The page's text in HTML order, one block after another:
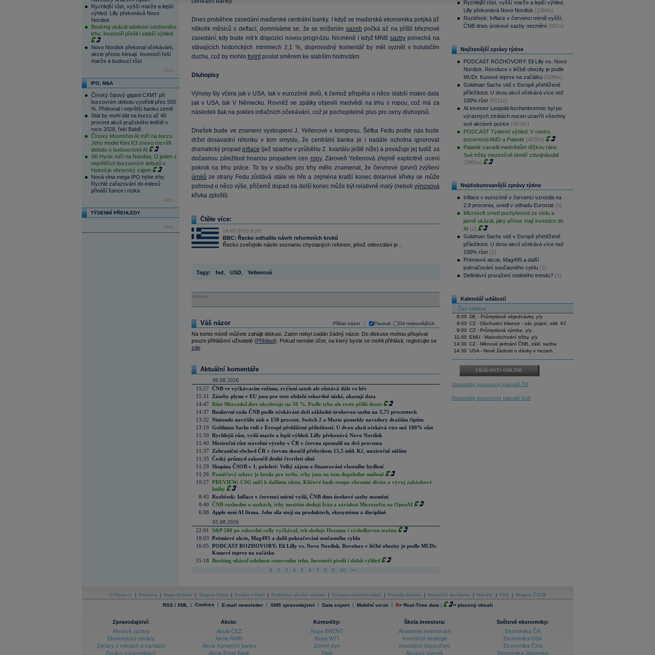
Rychlejší růst, vyšší marže a lepší
výhled. Lilly překonává Novo
Nordisk
Booking ukázal odolnost cestovního
trhu. Investoři přešli i slabší výhled
Novo Nordisk překonal očekávání,
akcie přesto klesají. Investoři řeší
marže a budoucí růst
více...
IPO, M&A
Čínský čipový gigant CXMT při
burzovním debutu vystřelil přes 500
%. Překonal i největší banku země
Stát by mohl dát na burzu až 40
procent akcií pražského letiště v
roce 2028, řekl Babiš
Čínský Moonshot AI míří na burzu.
Jeho model Kimi K3 znovu rozvířil
debatu o budoucnosti AI
SK Hynix míří na Nasdaq. O jeden z
největších burzovních debutů v
historii je obrovský zájem
Nová vlna mega IPO hýbe trhy.
Rychlé zařazování do indexů
přináší šance i rizika
více...
TÝDENNÍ PŘEHLEDY
více...
Dnes proběhne zasedání maďarské centrální banky. I když se maďarská ekonomika potýká již
několik měsíců s deflací, domníváme se, že se snížením sazeb počká až na příští březnové
zasedání, kdy bude mít k dispozici novou prognózu. Nicméně i když MNBsazby ponechá na
stávajících historických minimech 2,1 %, doprovodný komentář by měl vyznět v holubičím
duchu, což by mohlo forintposlat směrem ke slabším hodnotám.
Dluhopisy
Výnosy šly včera jak v USA, tak v eurozóně dolů, k čemuž přispěla o něco slabší makro data
jak v USA, tak V Německu. Rovněž se zpátky objevili medvědi na trhu s ropou, což má za
následek tlak na pokles inflačních očekávání, což je pochopitelně plus pro ceny dluhopisů.
Dnešek bude ve znamení vystoupení J. Yellenové v kongresu. Šéfka Fedu podle nás bude
držet dosavadní rétoriku v tom smyslu, že centrální banka je i nadále ochotna ignorovat
dramatický propad inflace (jež spadne v průběhu 2. kvartálu ještě níže) a považuje jej tudíž za
dočasnou záležitost hnanou propadem cen ropy. Zároveň Yellenová zřejmě explicitně ocení
pokrok na trhu práce. To by v součtu pro trhy mělo znamenat, že červnové (první) zvýšení
úroků ze strany Fedu zůstává stále ve hře a zejména kratší konec dolarové křivky se může
pohnout o něco výše, přičemž dopad na delší konec může být relativně malý (neboli výnosová
křivka zploští).
Čtěte více:
24.02.2015 8:29
BBC: Řecko odhalilo návrh reformních kroků
Řecko zveřejnilo nástin seznamu chystaných reforem, jehož odevzdání je...
Tagy: fed USD, Yellenová
Reklama
Přidat názor Pavouk Od nejnovějších
Váš názor
Na tomto místě můžete zahájit diskusi. Zatím nebyl zadán žádný názor. Do diskuse mohou přispívat
pouze přihlášení uživatelé (Přihlásit). Pokud nemáte účet, na který byste se mohli přihlásit, registrujte se
zde.
Aktuální komentáře
06.08.2026
15:57 ČNB ve vyčkávacím režimu, zvýšení sazeb ale zůstává dále ve hře
15:31
Zásoby plynu v EU jsou pro toto období rekordně nízké, ukazují data
14:47 Růst MercadoLibre akceleruje na 50 %. Podle trhu ale roste příliš draze
14:37 Bankovní rada ČNB podle očekávání drží základní úrokovou sazbu na 3,75 procentech
13:32 Nintendo navýšilo zisk o 150 procent. Switch 2 a Mario pomohly navzdory dražším čipům
13:19 Goldman Sachs vidí v Evropě přehlížené příležitosti. U dvou akcií očekává více než 100% růst
11:59 Rychlejší růst, vyšší marže a lepší výhled. Lilly překonává Novo Nordisk
11:40 Meziroční růst stavební výroby v ČR v červnu zpomalil na dvě procenta
11:37
Zahraniční obchod ČR v červnu skončil přebytkem 15,5 mld. Kč, meziročně nižším
11:35 Český průmysl zakončil druhé čtvrtletí silně
11:29 Skupina ČSOB v 1. pololetí: Velký zájem o financování vlastního bydlení
11:26 Paměťový sektor je brzda pro techy, trhy jsou na tom dopoledne smíšeně
10:27 PREVIEW: CSG míří k dalšímu růstu. Klíčové bude tempo obranné divize a vývoj zakázkové
knihy
8:43 Rozbřesk: Inflace v červenci mírně vyšší, ČNB dnes úrokové sazby nezmění
8:40 ČNB rozhodne o sazbách, trhy mezitím sledují Írán a závislost Microsoftu na OpenAI
6:08
Apple není AI firma. Jeho síla stojí na produktech, ekosystému a disciplíně
05.08.2026
22:01
S&P 500 po rekordní rally vyčkával, trh sleduje Hormuz i výsledkovou sezónu
18:03 Prémiové akcie, Mag495 a další pokračování současného cyklu
16:05 PODCAST ROZHOVORY: Eli Lilly vs. Novo Nordisk. Revoluce v léčbě obezity je podle MUDr.
Kunové teprve na začátku
15:18 Booking ukázal odolnost cestovního trhu. Investoři přešli i slabší výhled
1 2 3 4 5 6 7 8 9 10 >>
Rychlejší růst, vyšší marže a lepší výhled.
Lilly překonává Novo Nordisk (1384x)
Rozbřesk: Inflace v červenci mírně vyšší,
ČNB dnes úrokové sazby nezmění (937x)
Nejčtenější zprávy týdne
PODCAST ROZHOVORY: Eli Lilly vs. Novo
Nordisk. Revoluce v léčbě obezity je podle
MUDr. Kunové teprve na začátku (5286x)
Goldman Sachs vidí v Evropě přehlížené
příležitosti. U dvou akcií očekává více než
100% růst (5011x)
AI investor Leopold Aschenbrenner byl po
výrazných ztrátách nucen uzavřít všechny
své akciové pozice (4516x)
PODCAST Týdenní výhled: V centru
pozornosti AMD a Palantir (4030x)
Palantir zasadil medvědům těžkou ránu.
Své tržby meziročně téměř zdvojnásobil
(3861x)
Nejdiskutovanější zprávy týdne
Inflace v eurozóně v červenci vzrostla na
2,9 procenta, uvedl v odhadu Eurostat (5)
Microsoft smetl pochybnosti ze stolu a
jasně ukázal, jaký přínos mají investice do
AI (2)
Goldman Sachs vidí v Evropě přehlížené
příležitosti. U dvou akcií očekává více než
100% růst (1)
Prémiové akcie, Mag495 a další
pokračování současného cyklu (1)
Definitivní proražení stoletého trendu? (1)
Kalendář událostí
Čas Událost
8:00
DE - Průmyslové objednávky, y/y
9:00 CZ - Obchodní bilance - nár. pojetí, mld. Kč
9:00 CZ - Průmyslová výroba, y/y
11:00
EMU - Maloobchodní tržby, y/y
14:30 CZ - Měnové jednání ČNB, zákl. sazba
14:30 USA - Nové žádosti o dávky v nezam.
UDÁLOSTI ONLINE
Dlouhodobý ekonomický kalendář ČR
Dlouhodobý ekonomický kalendář Svět
O Patria.cz Reklama Mapa Stránek Skupina Patria Kariéra v Patrii Podmínky užívání stránek Ochrana osobních údajů Pravidla diskuse Investiční disclaimer Náměty FAQ Skupina ČSOB
RSS / XML | Cookies | E-mail newsletter | SMS zpravodajství | Data export | Mobilní verze | R= Real-Time data | = placený obsah
Zpravodajství:
Akciové zprávy
Ekonomické zprávy
Zprávy o měnách a sazbách
Zprávy o komoditách
Akcie:
Akcie ČEZ
Akcie NWR
Akcie Komerční banka
Akcie Erste Bank
Komodity:
Ropa BRENT
Ropa WTI
Zemní plyn
Zlato
Škola investora:
Akademie investování
Investiční strategie
Investiční doporučení
Akciový slovník
Světové ekonomiky:
Ekonomika ČR
Ekonomika USA
Ekonomika Čína
Ekonomika Japonsko